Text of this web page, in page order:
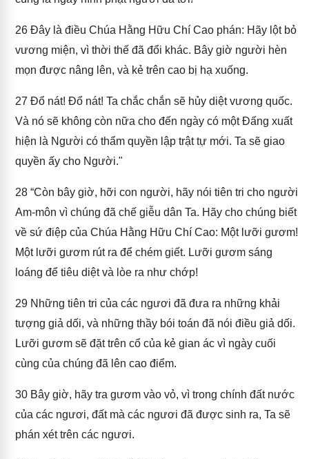
26 Đây là điều Chúa Hằng Hữu Chí Cao phán: Hãy lột bỏ
vương miện, vì thời thế đã đổi khác. Bây giờ người hèn
mọn được nâng lên, và kẻ trên cao bị hạ xuống.
27 Đổ nát! Đổ nát! Ta chắc chắn sẽ hủy diệt vương quốc.
Và nó sẽ không còn nữa cho đến ngày có một Đấng xuất
hiện là Người có thẩm quyền lập trật tự mới. Ta sẽ giao
quyền ấy cho Người."
28 “Còn bây giờ, hỡi con người, hãy nói tiên tri cho người
Am-môn vì chúng đã chế giễu dân Ta. Hãy cho chúng biết
về sứ điệp của Chúa Hằng Hữu Chí Cao: Một lưỡi gươm!
Một lưỡi gươm rút ra để chém giết. Lưỡi gươm sáng
loáng để tiêu diệt và lòe ra như chớp!
29 Những tiên tri của các ngươi đã đưa ra những khải
tượng giả dối, và những thầy bói toán đã nói điều giả dối.
Lưỡi gươm sẽ đặt trên cổ của kẻ gian ác vì ngày cuối
cùng của chúng đã lên cao điểm.
30 Bây giờ, hãy tra gươm vào vỏ, vì trong chính đất nước
của các ngươi, đất mà các ngươi đã được sinh ra, Ta sẽ
phán xét trên các ngươi.